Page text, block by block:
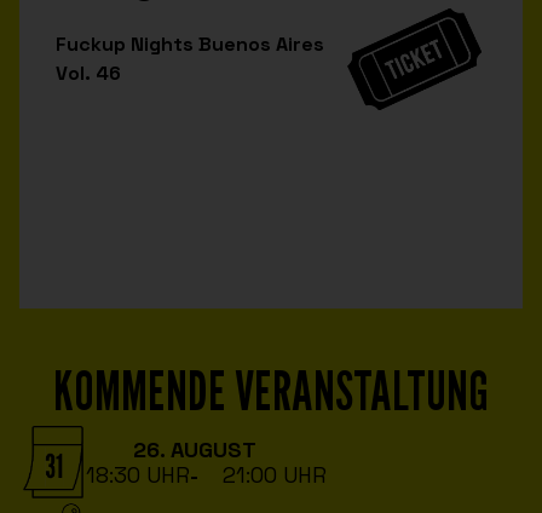
Fuckup Nights Buenos Aires
Vol. 46
KOMMENDE VERANSTALTUNG
26. AUGUST
18:30 UHR-
21:00 UHR